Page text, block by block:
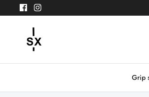
till
Grip